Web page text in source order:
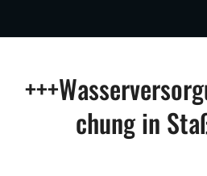
to
chung in
Beitragsnavigation